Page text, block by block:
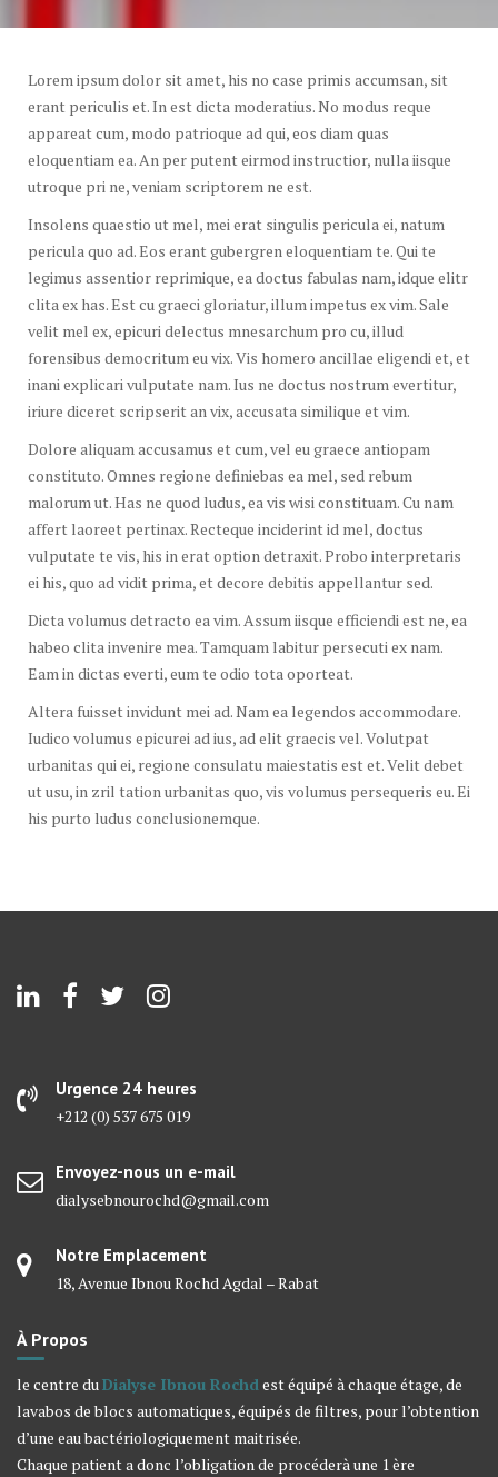
Lorem ipsum dolor sit amet, his no case primis accumsan, sit
erant periculis et. In est dicta moderatius. No modus reque
appareat cum, modo patrioque ad qui, eos diam quas
eloquentiam ea. An per putent eirmod instructior, nulla iisque
utroque pri ne, veniam scriptorem ne est.
Insolens quaestio ut mel, mei erat singulis pericula ei, natum
pericula quo ad. Eos erant gubergren eloquentiam te. Qui te
legimus assentior reprimique, ea doctus fabulas nam, idque elitr
clita ex has. Est cu graeci gloriatur, illum impetus ex vim. Sale
velit mel ex, epicuri delectus mnesarchum pro cu, illud
forensibus democritum eu vix. Vis homero ancillae eligendi et, et
inani explicari vulputate nam. Ius ne doctus nostrum evertitur,
iriure diceret scripserit an vix, accusata similique et vim.
Dolore aliquam accusamus et cum, vel eu graece antiopam
constituto. Omnes regione definiebas ea mel, sed rebum
malorum ut. Has ne quod ludus, ea vis wisi constituam. Cu nam
affert laoreet pertinax. Recteque inciderint id mel, doctus
vulputate te vis, his in erat option detraxit. Probo interpretaris
ei his, quo ad vidit prima, et decore debitis appellantur sed.
Dicta volumus detracto ea vim. Assum iisque efficiendi est ne, ea
habeo clita invenire mea. Tamquam labitur persecuti ex nam.
Eam in dictas everti, eum te odio tota oporteat.
Altera fuisset invidunt mei ad. Nam ea legendos accommodare.
Iudico volumus epicurei ad ius, ad elit graecis vel. Volutpat
urbanitas qui ei, regione consulatu maiestatis est et. Velit debet
ut usu, in zril tation urbanitas quo, vis volumus persequeris eu. Ei
his purto ludus conclusionemque.
Urgence 24 heures
+212 (0) 537 675 019
Envoyez-nous un e-mail
dialysebnourochd@gmail.com
Notre Emplacement
18, Avenue Ibnou Rochd Agdal – Rabat
À Propos
le centre duDialyse Ibnou Rochdest équipé à chaque étage, de
lavabos de blocs automatiques, équipés de filtres, pour l’obtention
d’une eau bactériologiquement maitrisée.
Chaque patient a donc l’obligation de procéderà une 1 ère